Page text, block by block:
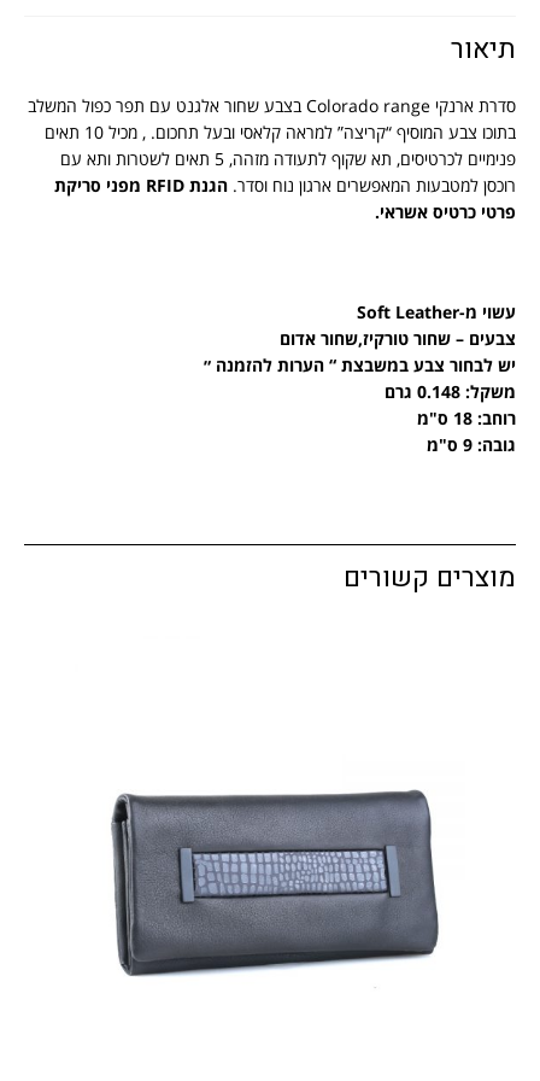
תיאור
סדרת ארנקי Colorado range בצבע שחור אלגנט עם תפר כפול המשלב
בתוכו צבע המוסיף “קריצה” למראה קלאסי ובעל תחכום. , מכיל 10 תאים
פנימיים לכרטיסים, תא שקוף לתעודה מזהה, 5 תאים לשטרות ותא עם
רוכסן למטבעות המאפשרים ארגון נוח וסדר. הגנת RFID מפני סריקת
פרטי כרטיס אשראי.
עשוי מ-Soft Leather
צבעים – שחור טורקיז,שחור אדום
יש לבחור צבע במשבצת “ הערות להזמנה ״
משקל: 0.148 גרם
רוחב: 18 ס"מ
גובה: 9 ס"מ
מוצרים קשורים